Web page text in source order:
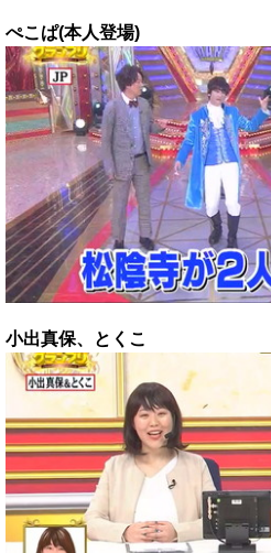
ぺこぱ(本人登場)
小出真保、とくこ